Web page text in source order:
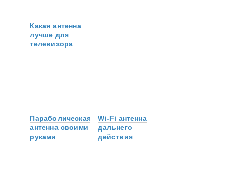
Какая антенна
лучше для
телевизора
Параболическая
антенна своими
руками
Wi-Fi антенна
дальнего
действия